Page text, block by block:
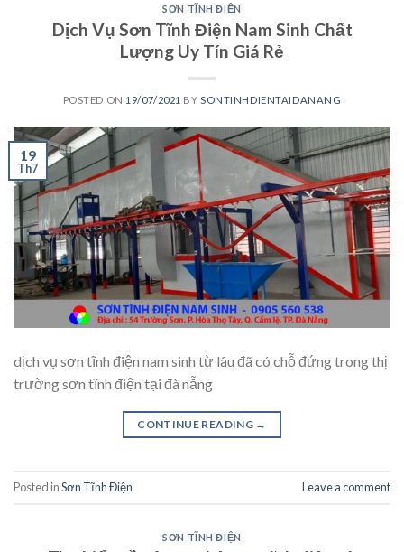
SƠN TĨNH ĐIỆN
Dịch Vụ Sơn Tĩnh Điện Nam Sinh Chất
Lượng Uy Tín Giá Rẻ
POSTED ON 19/07/2021 BY SONTINHDIENTAIDANANG
19
Th7
dịch vụ sơn tĩnh điện nam sinh từ lâu đã có chỗ đứng trong thị
trường sơn tĩnh điện tại đà nẵng
CONTINUE READING →
Posted inSơn Tĩnh Điện Leave a comment
SƠN TĨNH ĐIỆN